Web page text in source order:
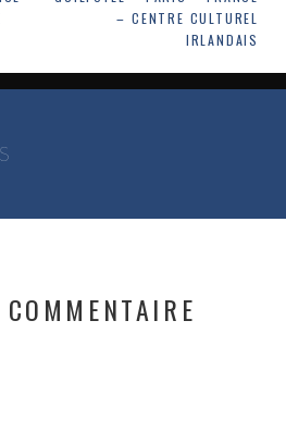
– CENTRE CULTUREL
IRLANDAIS